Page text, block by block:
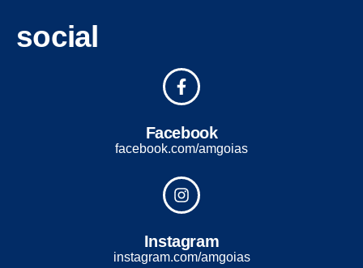
social
Facebook
facebook.com/amgoias
Instagram
instagram.com/amgoias